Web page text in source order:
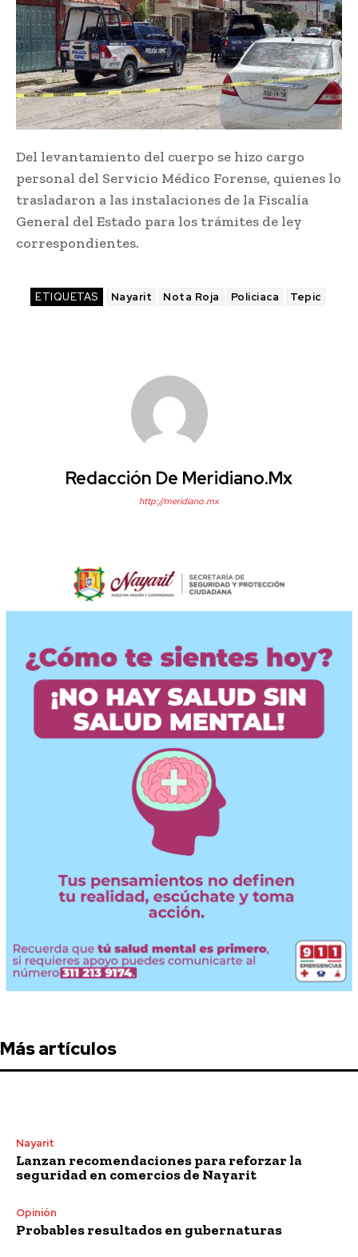
Del levantamiento del cuerpo se hizo cargo
personal del Servicio Médico Forense, quienes lo
trasladaron a las instalaciones de la Fiscalía
General del Estado para los trámites de ley
correspondientes.
ETIQUETAS Nayarit Nota Roja Policiaca Tepic
Redacción De Meridiano.mx
http://meridiano.mx
Más artículos
Nayarit
Lanzan recomendaciones para reforzar la
seguridad en comercios de Nayarit
Opinión
Probables resultados en gubernaturas